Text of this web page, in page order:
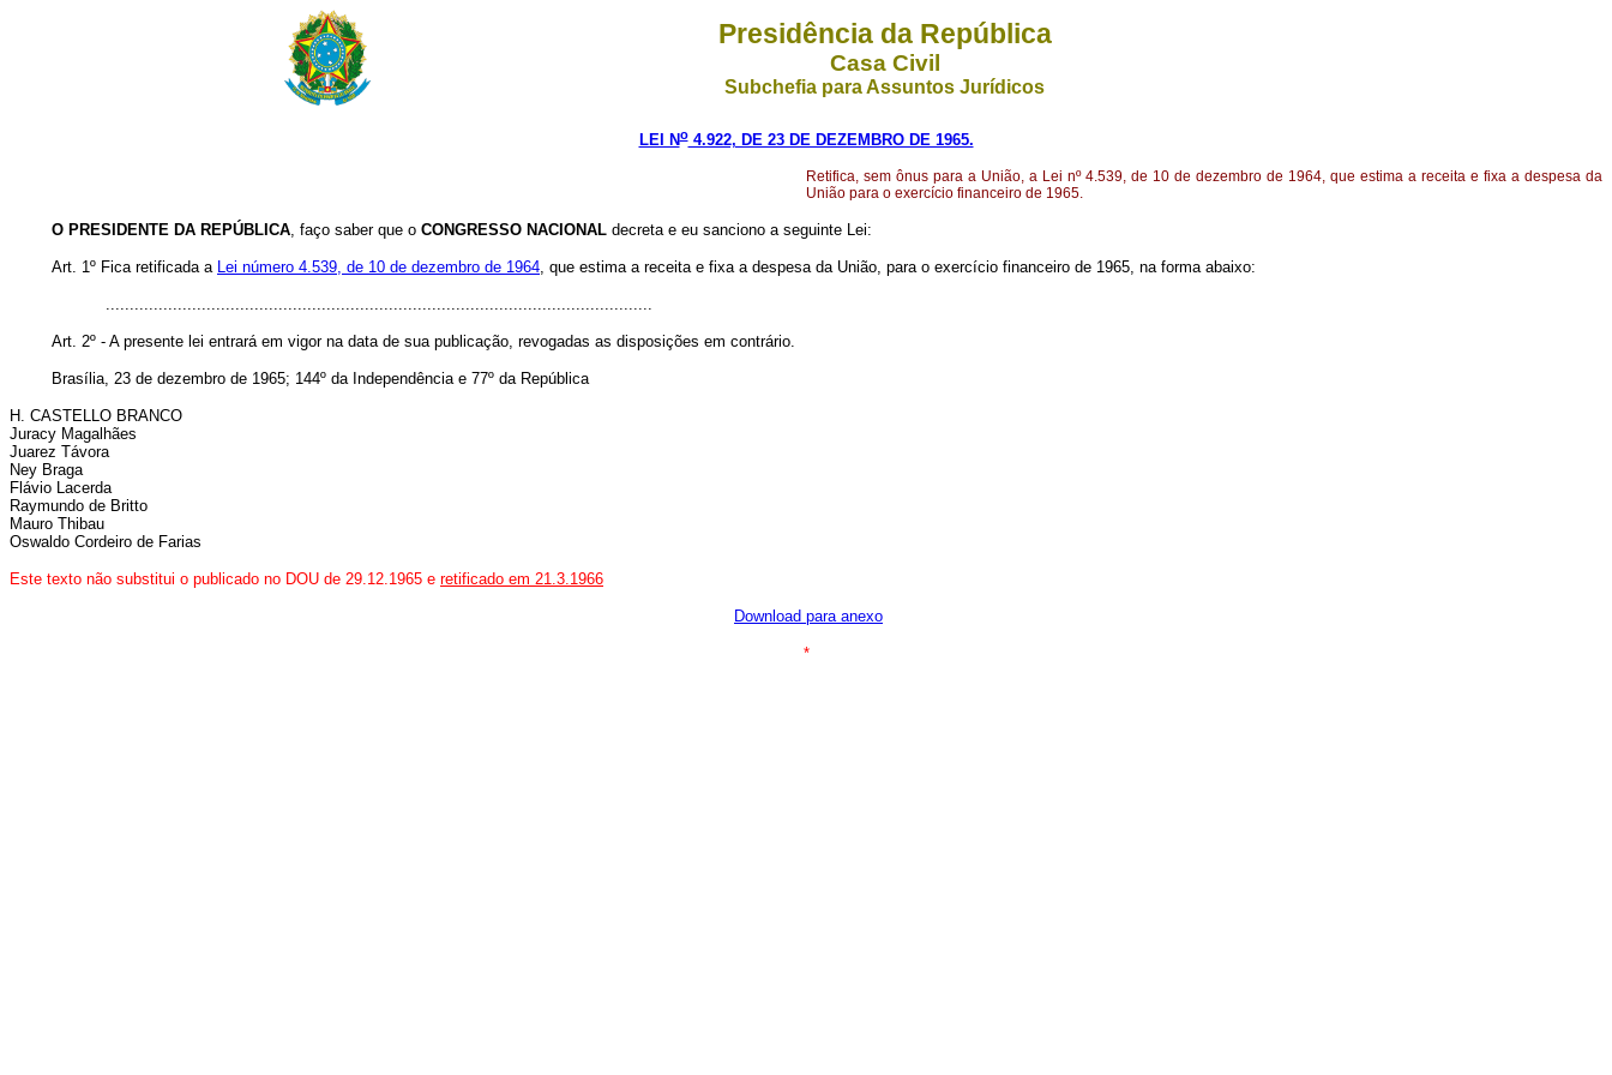
Presidência da República
Casa Civil
Subchefia para Assuntos Jurídicos
LEI No4.922, DE 23 DE DEZEMBRO DE 1965.
Retifica, sem ônus para a União, a Lei nº 4.539, de 10 de dezembro de 1964, que estima a receita e fixa a despesa da
União para o exercício financeiro de 1965.
O PRESIDENTE DA REPÚBLICA, faço saber que o CONGRESSO NACIONAL decreta e eu sanciono a seguinte Lei:
Art. 1º Fica retificada a Lei número 4.539, de 10 de dezembro de 1964, que estima a receita e fixa a despesa da União, para o exercício financeiro de 1965, na forma abaixo:
..................................................................................................................
Art. 2º - A presente lei entrará em vigor na data de sua publicação, revogadas as disposições em contrário.
Brasília, 23 de dezembro de 1965; 144º da Independência e 77º da República
H. CASTELLO BRANCO
Juracy Magalhães
Juarez Távora
Ney Braga
Flávio Lacerda
Raymundo de Britto
Mauro Thibau
Oswaldo Cordeiro de Farias
Este texto não substitui o publicado no DOU de 29.12.1965 e retificado em 21.3.1966
Download para anexo
*